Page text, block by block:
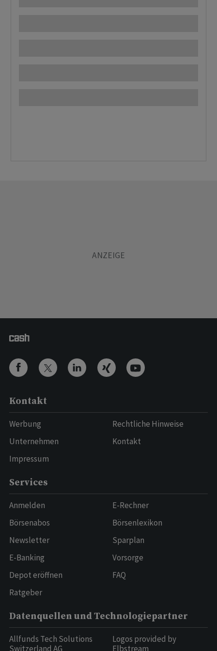
Kontakt
Werbung
Unternehmen
Impressum
Rechtliche Hinweise
Kontakt
Services
Anmelden
Börsenabos
Newsletter
E-Banking
Depot eröffnen
Ratgeber
E-Rechner
Börsenlexikon
Sparplan
Vorsorge
FAQ
Datenquellen und Technologiepartner
Allfunds Tech Solutions
Switzerland AG
Logos provided by
Elbstream